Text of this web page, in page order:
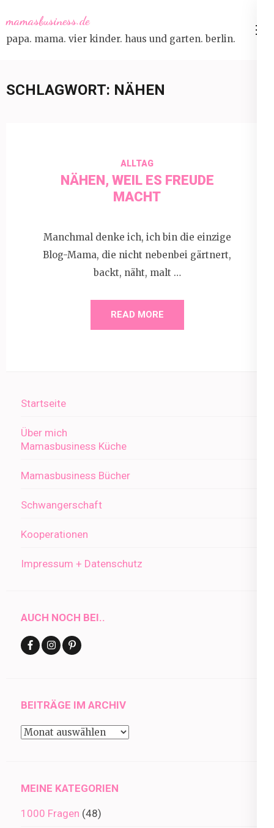
to
content
mamasbusiness.de
papa. mama. vier kinder. haus und garten. berlin.
SCHLAGWORT: NÄHEN
ALLTAG
NÄHEN, WEIL ES FREUDE
MACHT
Manchmal denke ich, ich bin die einzige
Blog-Mama, die nicht nebenbei gärtnert,
backt, näht, malt …
READ MORE
Startseite
Über mich
Mamasbusiness Küche
Mamasbusiness Bücher
Schwangerschaft
Kooperationen
Impressum + Datenschutz
AUCH NOCH BEI..
BEITRÄGE IM ARCHIV
Beiträge
MEINE KATEGORIEN
1000 Fragen (48)